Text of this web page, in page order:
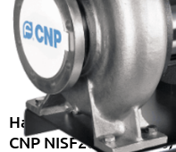
Насос консольно-
CNP NISF200-150-